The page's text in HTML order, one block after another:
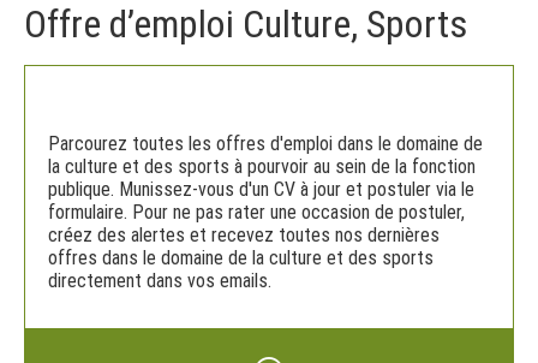
Offre d’emploi Culture, Sports
Parcourez toutes les offres d'emploi dans le domaine de
la culture et des sports à pourvoir au sein de la fonction
publique. Munissez-vous d'un CV à jour et postuler via le
formulaire. Pour ne pas rater une occasion de postuler,
créez des alertes et recevez toutes nos dernières
offres dans le domaine de la culture et des sports
directement dans vos emails.